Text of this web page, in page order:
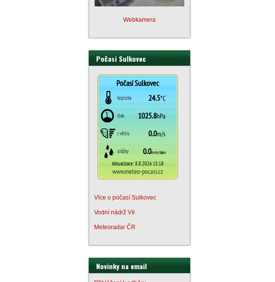
Webkamera
Počasi Sulkovec
Více o počasí Sulkovec
Vodní nádrž Vír
Meteoradar ČR
Novinky na email